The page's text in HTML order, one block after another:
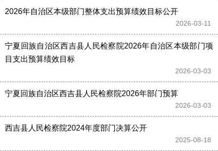
2026年自治区本级部门整体支出预算绩效目标公开
2026-03-11
宁夏回族自治区西吉县人民检察院2026年自治区本级部门项
目支出预算绩效目标
2026-03-03
宁夏回族自治区西吉县人民检察院2026年部门预算
2026-03-03
西吉县人民检察院2024年度部门决算公开
2025-08-18